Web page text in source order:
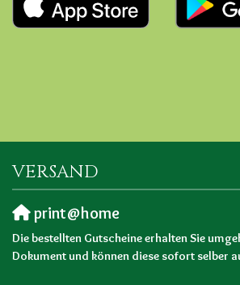
VERSAND
print@home
Die bestellten Gutscheine erhalten Sie
Dokument und können diese sofort selber